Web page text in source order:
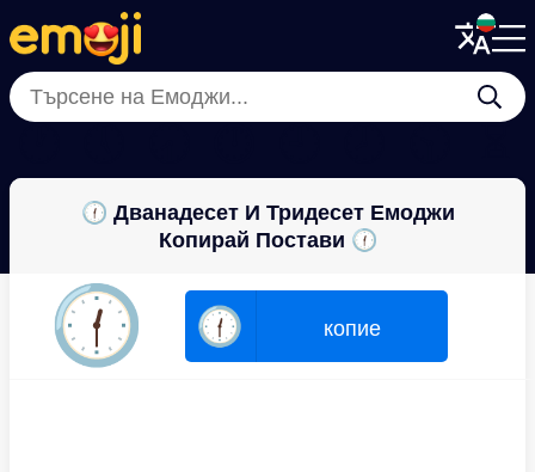
Menu
Close
Menu
Close
🕧 Дванадесет И Тридесет Емоджи
Копирай Постави 🕧
🕧 🕧 копие